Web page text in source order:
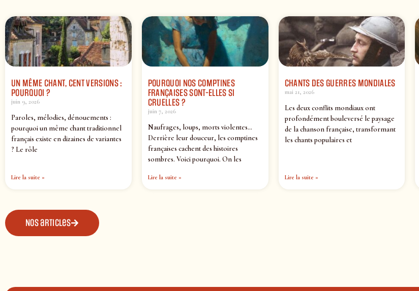
UN MÊME CHANT, CENT VERSIONS :
POURQUOI ?
juin 9, 2026
Paroles, mélodies, dénouements :
pourquoi un même chant traditionnel
français existe en dizaines de variantes
? Le rôle
Lire la suite »
POURQUOI NOS COMPTINES
FRANÇAISES SONT-ELLES SI
CRUELLES ?
juin 7, 2026
Naufrages, loups, morts violentes…
Derrière leur douceur, les comptines
françaises cachent des histoires
sombres. Voici pourquoi. On les
Lire la suite »
CHANTS DES GUERRES MONDIALES
mai 21, 2026
Les deux conflits mondiaux ont
profondément bouleversé le paysage
de la chanson française, transformant
les chants populaires et
Lire la suite »
Nos articles